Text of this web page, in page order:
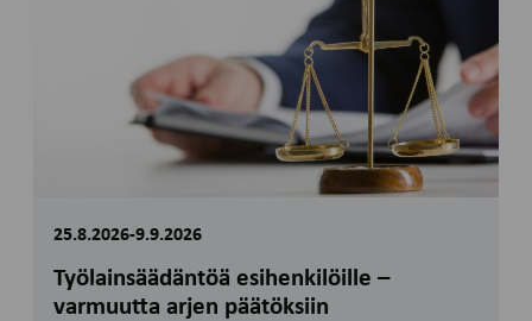
25.8.2026-9.9.2026
Työlainsäädäntöä esihenkilöille –
varmuutta arjen päätöksiin